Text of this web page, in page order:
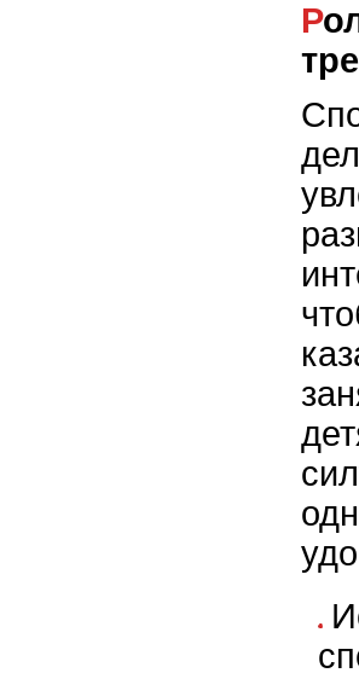
Роль игровых элементов в